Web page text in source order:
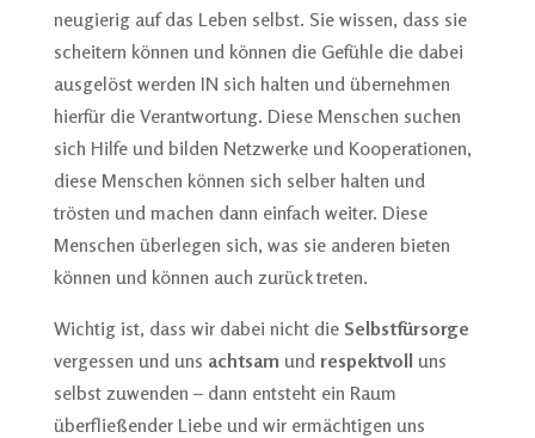
neugierig auf das Leben selbst. Sie wissen, dass sie
scheitern können und können die Gefühle die dabei
ausgelöst werden IN sich halten und übernehmen
hierfür die Verantwortung. Diese Menschen suchen
sich Hilfe und bilden Netzwerke und Kooperationen,
diese Menschen können sich selber halten und
trösten und machen dann einfach weiter. Diese
Menschen überlegen sich, was sie anderen bieten
können und können auch zurück treten.
Wichtig ist, dass wir dabei nicht die Selbstfürsorge
vergessen und uns achtsam und respektvoll uns
selbst zuwenden – dann entsteht ein Raum
überfließender Liebe und wir ermächtigen uns